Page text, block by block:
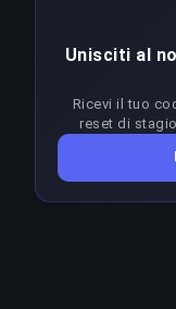
livelli. Vincere
Copper
superiore al
l'approccio a
sul meta;
fa scattare
Unisciti al
Ricevi il tuo
reset di